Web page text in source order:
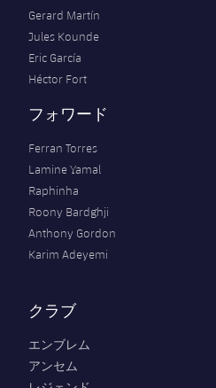
Gerard Martín
Jules Kounde
Eric García
Héctor Fort
フォワード
Ferran Torres
Lamine Yamal
Raphinha
Roony Bardghji
Anthony Gordon
Karim Adeyemi
クラブ
エンブレム
アンセム